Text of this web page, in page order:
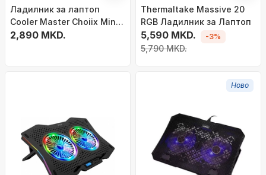
Ладилник за лаптоп
Cooler Master Choiix Mini
Air C HL02 KP, 7"-12", HUB
2,890 MKD.
Thermaltake Massive 20
RGB Ладилник за Лаптоп
5,590 MKD.
5,790 MKD.
-3%
Ново